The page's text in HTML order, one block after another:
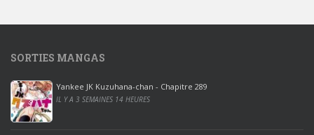
0
p
r
o
o
SORTIES MANGAS
Yankee JK Kuzuhana-chan - Chapitre 289
IL Y A 3 SEMAINES 14 HEURES